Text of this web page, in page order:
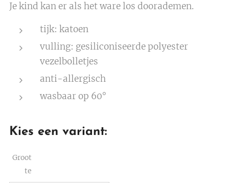
Je kind kan er als het ware los doorademen.
tijk: katoen
vulling: gesiliconiseerde polyester
vezelbolletjes
anti-allergisch
wasbaar op 60°
Kies een variant:
Groot
te